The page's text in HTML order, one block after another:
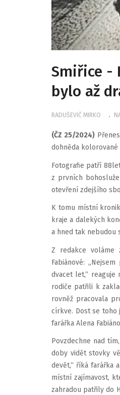
Smiřice -
bylo až
RADUŠEVIČ MIRKO
(ČZ 25/2024)
dohněda
Fotografie patří
z prvních
otevření zdejšího
K tomu místní
kraje a dalekých
a hned tak nebudou
Z redakce voláme
Fabiánové:
dvacet let,“ reaguje
rodiče patřili k
rovněž pracovala
církve. Dost se toho
farářka Alena
Povzdechne nad
doby vidět stovky
devět,“ říká farářka
místní zajímavost,
zahradou patřily do